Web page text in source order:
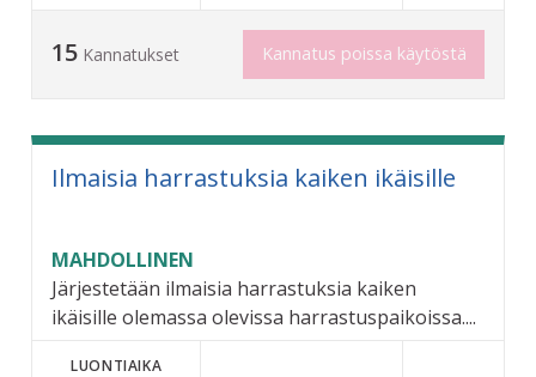
15 Kannatukset Kannatus poissa käytöstä
Ilmaisia harrastuksia kaiken ikäisille
MAHDOLLINEN
Järjestetään ilmaisia harrastuksia kaiken
ikäisille olemassa olevissa harrastuspaikoissa....
LUONTIAIKA